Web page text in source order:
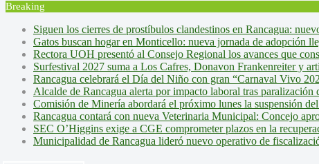
Breaking
Siguen los cierres de prostíbulos clandestinos en Rancagua:
Gatos buscan hogar en Monticello: nueva jornada de adopción
Rectora UOH presentó al Consejo Regional los avances que
Surfestival 2027 suma a Los Cafres, Donavon Frankenreiter y
Rancagua celebrará el Día del Niño con gran “Carnaval Vivo
Alcalde de Rancagua alerta por impacto laboral tras
Comisión de Minería abordará el próximo lunes la suspensión
Rancagua contará con nueva Veterinaria Municipal: Concejo
SEC O’Higgins exige a CGE comprometer plazos en la
Municipalidad de Rancagua lideró nuevo operativo de